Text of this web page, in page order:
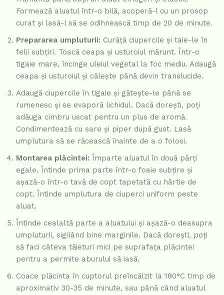
Formează aluatul într-o bilă, acoperă-l cu un prosop
curat și lasă-l să se odihnească timp de 20 de minute.
Prepararea umpluturii: Curăță ciupercile și taie-le în
felii subțiri. Toacă ceapa și usturoiul mărunt. Într-o
tigaie mare, încinge uleiul vegetal la foc mediu. Adaugă
ceapa și usturoiul și călește până devin translucide.
Adaugă ciupercile în tigaie și gătește-le până se
rumenesc și se evaporă lichidul. Dacă dorești, poți
adăuga cimbru uscat pentru un plus de aromă.
Condimentează cu sare și piper după gust. Lasă
umplutura să se răcească înainte de a o folosi.
Montarea plăcintei: Împarte aluatul în două părți
egale. Întinde prima parte într-o foaie subțire și
așază-o într-o tavă de copt tapetată cu hârtie de
copt. Întinde umplutura de ciuperci uniform peste
aluat.
Întinde cealaltă parte a aluatului și așază-o deasupra
umpluturii, sigilând bine marginile. Dacă dorești, poți
să faci câteva tăieturi mici pe suprafața plăcintei
pentru a permite aburului să iasă.
Coace plăcinta în cuptorul preîncălzit la 180°C timp de
aproximativ 30-35 de minute, sau până când aluatul